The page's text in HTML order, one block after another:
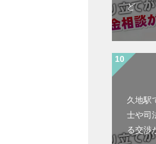
ど
久地駅
士や司
る交渉